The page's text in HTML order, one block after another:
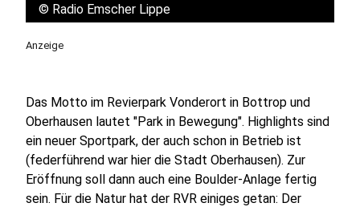
© Radio Emscher Lippe
Anzeige
Das Motto im Revierpark Vonderort in Bottrop und
Oberhausen lautet "Park in Bewegung". Highlights sind
ein neuer Sportpark, der auch schon in Betrieb ist
(federführend war hier die Stadt Oberhausen). Zur
Eröffnung soll dann auch eine Boulder-Anlage fertig
sein. Für die Natur hat der RVR einiges getan: Der